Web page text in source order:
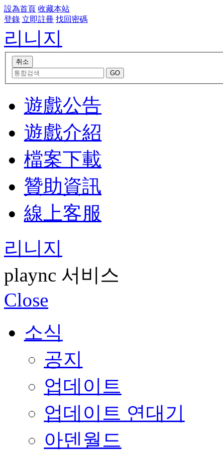
設為首頁 收藏本站
登錄 立即註冊 找回密碼
리니지
遊戲公告
遊戲介紹
檔案下載
贊助資訊
線上客服
리니지
plaync 서비스
Close
소식
공지
업데이트
업데이트 연대기
아덴월드